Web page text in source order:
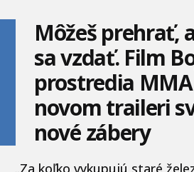
Môžeš prehrať,
sa vzdať. Film
prostredia
novom traileri
nové zábery
„Za koľko vykupujú staré